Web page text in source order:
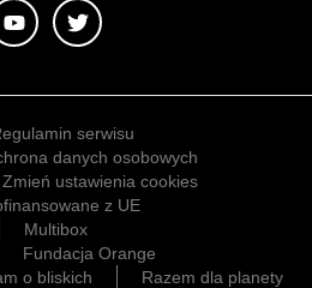
serwisu
danych osobowych
Zmień ustawienia cookies
z UE
Multibox
Fundacja Orange
o bliskich Razem dla planety